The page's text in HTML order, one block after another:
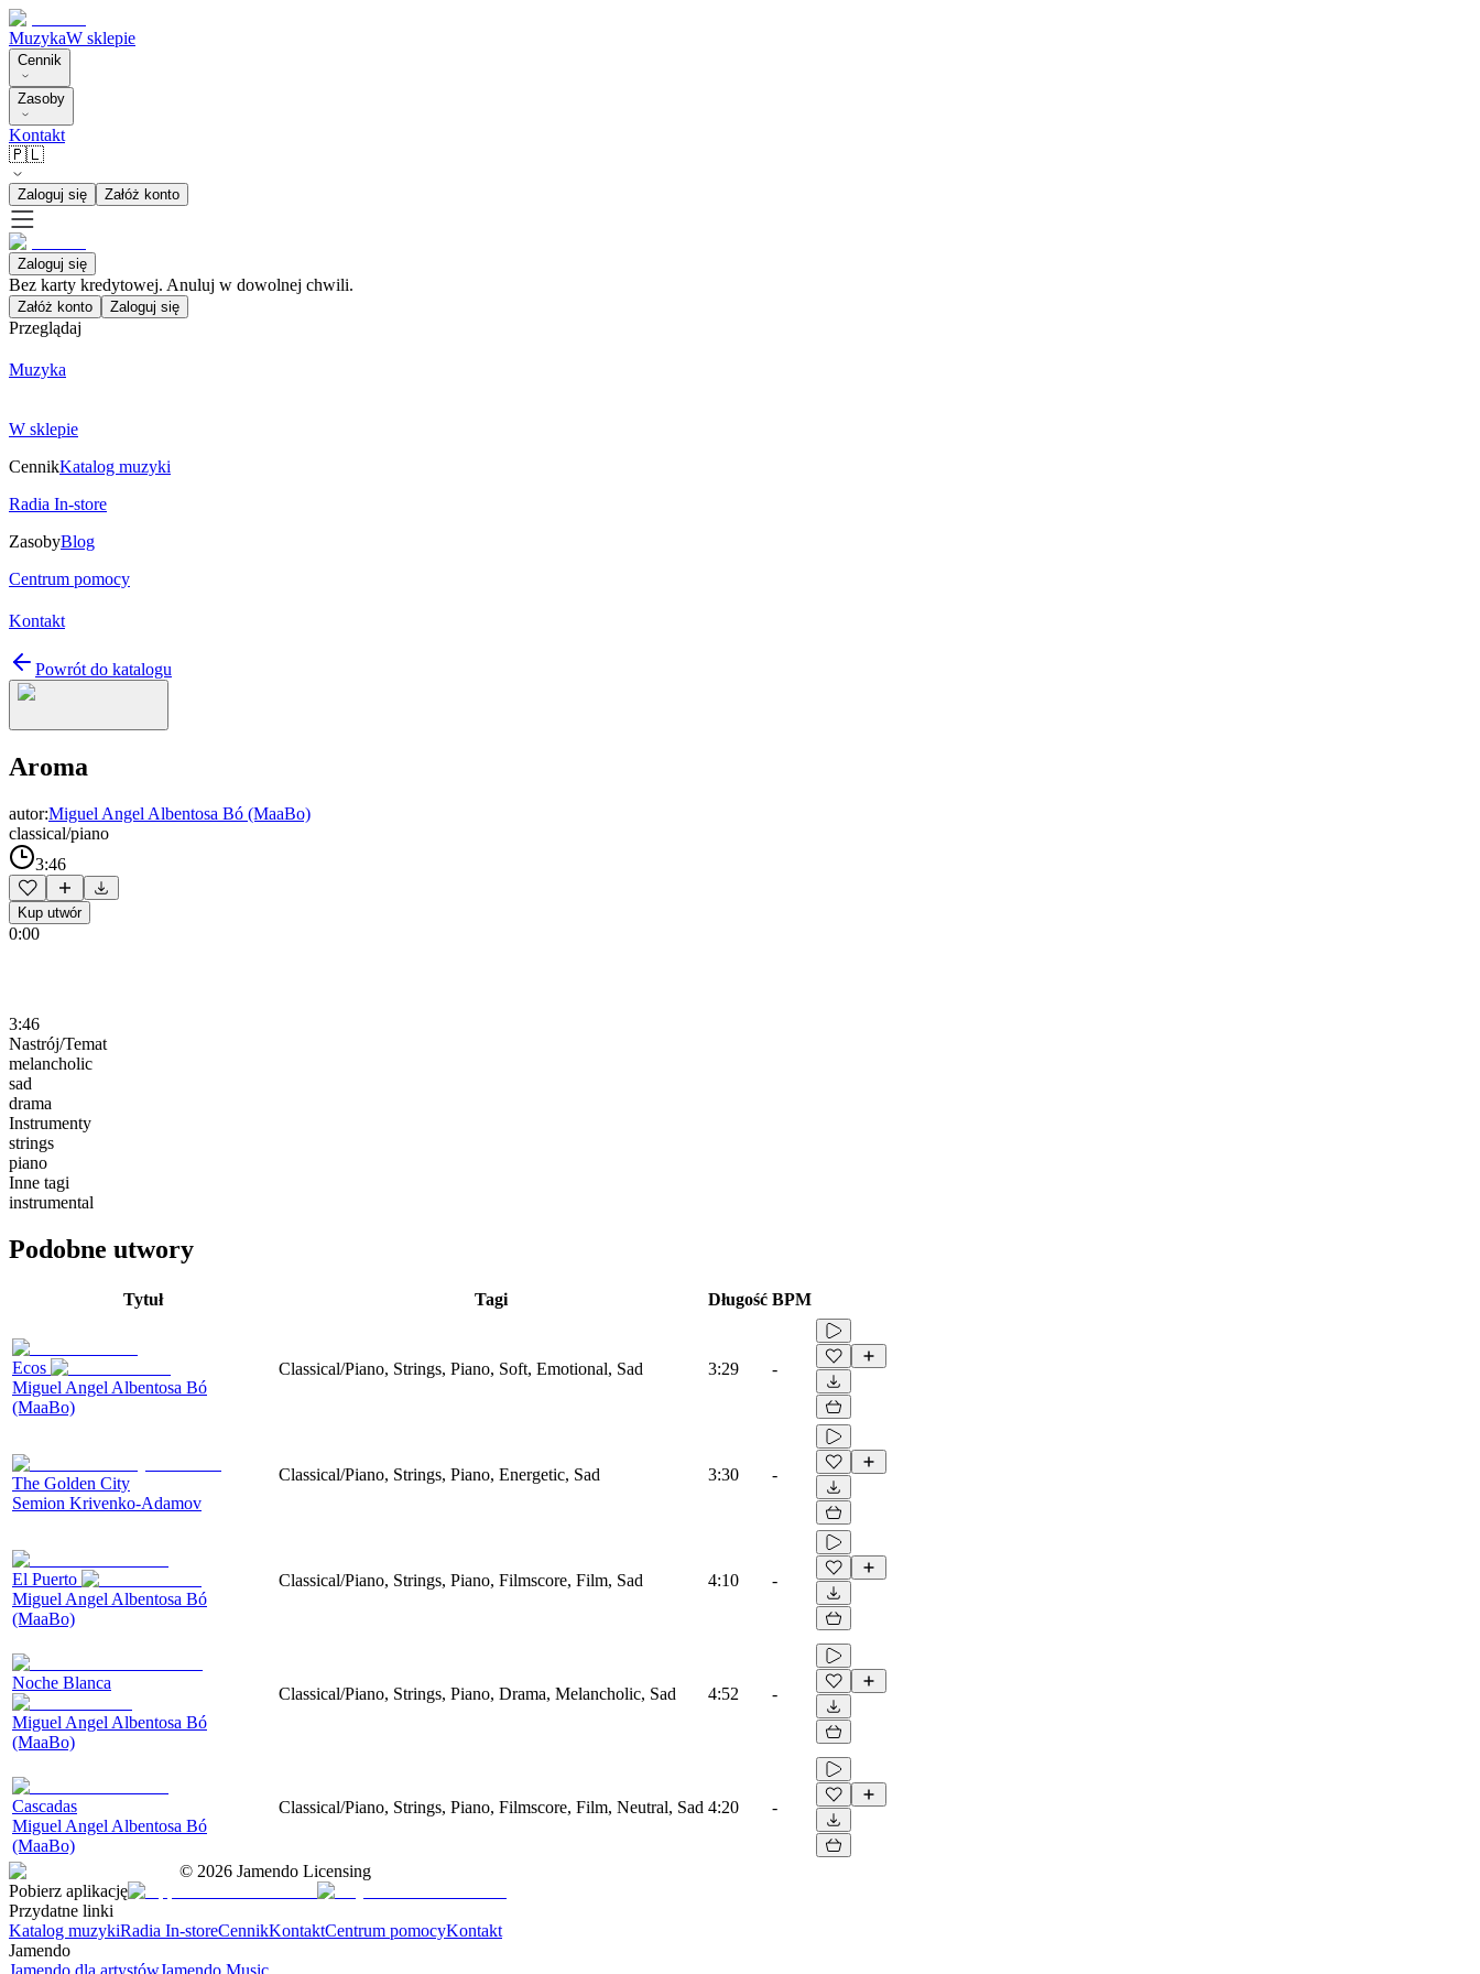
MuzykaW sklepie
Cennik
Zasoby
Kontakt
🇵🇱
Zaloguj się Załóż konto
Zaloguj się
Bez karty kredytowej. Anuluj w dowolnej chwili.
Załóż konto Zaloguj się
Przeglądaj
Muzyka
W sklepie
CennikKatalog muzyki
Radia In-store
ZasobyBlog
Centrum pomocy
Kontakt
Powrót do katalogu
Aroma
autor:Miguel Angel Albentosa Bó (MaaBo)
classical/piano
3:46
Kup utwór
0:00
3:46
Nastrój/Temat
melancholic
sad
drama
Instrumenty
strings
piano
Inne tagi
instrumental
Podobne utwory
Tytuł Tagi Długość BPM
Ecos
Miguel Angel Albentosa Bó
(MaaBo)
Classical/Piano, Strings, Piano, Soft, Emotional, Sad 3:29 -
The Golden City
Semion Krivenko-Adamov
Classical/Piano, Strings, Piano, Energetic, Sad 3:30 -
El Puerto
Miguel Angel Albentosa Bó
(MaaBo)
Classical/Piano, Strings, Piano, Filmscore, Film, Sad 4:10 -
Noche Blanca
Miguel Angel Albentosa Bó
(MaaBo)
Classical/Piano, Strings, Piano, Drama, Melancholic, Sad 4:52 -
Cascadas
Miguel Angel Albentosa Bó
(MaaBo)
Classical/Piano, Strings, Piano, Filmscore, Film, Neutral, Sad 4:20 -
© 2026 Jamendo Licensing
Pobierz aplikację
Przydatne linki
Katalog muzykiRadia In-storeCennikKontaktCentrum pomocyKontakt
Jamendo
Jamendo dla artystówJamendo Music